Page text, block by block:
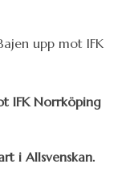
IFK Norrköping
i Allsvenskan.